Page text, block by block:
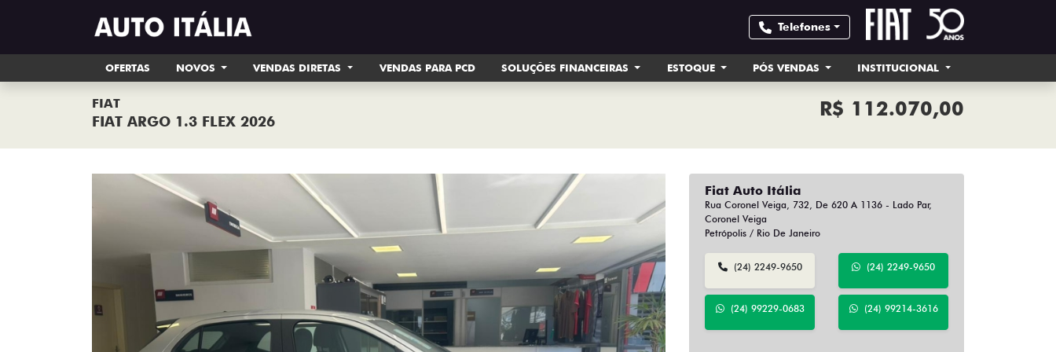
Telefones
OFERTAS NOVOS VENDAS DIRETAS VENDAS PARA PCD SOLUÇÕES FINANCEIRAS ESTOQUE PÓS VENDAS INSTITUCIONAL
FIAT
FIAT ARGO 1.3 FLEX 2026
R$ 112.070,00
Fiat Auto Itália
Rua Coronel Veiga, 732, De 620 A 1136 - Lado Par,
Coronel Veiga
Petrópolis / Rio De Janeiro
(24) 2249-9650 (24) 2249-9650
(24) 99229-0683 (24) 99214-3616